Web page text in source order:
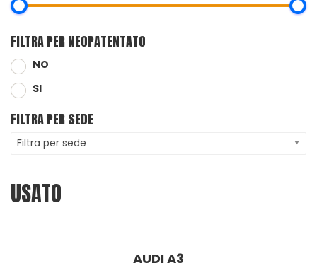
FILTRA PER NEOPATENTATO
NO
SI
FILTRA PER SEDE
Filtra per sede
USATO
AUDI A3